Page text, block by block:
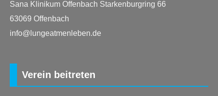
Sana Klinikum Offenbach Starkenburgring 66
63069 Offenbach
info@lungeatmenleben.de
Verein beitreten